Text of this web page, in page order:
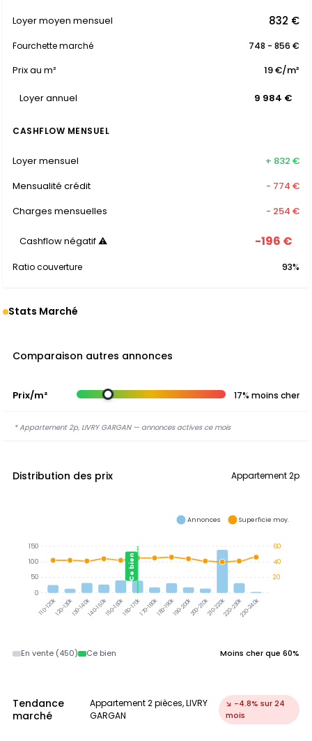
Loyer moyen mensuel 832 €
Fourchette marché 748 - 856 €
Prix au m² 19 €/m²
Loyer annuel 9 984 €
CASHFLOW MENSUEL
Loyer mensuel
+ 832 €
Mensualité crédit
- 774 €
Charges mensuelles
- 254 €
Cashflow négatif ⚠ -196 €
Ratio couverture 93%
Stats Marché
Comparaison autres annonces
Prix/m² 17% moins cher
* Appartement 2p, LIVRY GARGAN — annonces actives ce mois
Distribution des prix Appartement 2p
110-120k120-130k130-140k140-150k150-160k160-170k170-180k180-190k190-200k200-210k210-220k220-230k230-240k
Ce bien
60
40
20
150
100
50
0
Annonces Superficie moy.
En vente (450) Ce bien Moins cher que 60%
Tendance
marché
Appartement 2 pièces, LIVRY
GARGAN
↘ -4.8% sur 24
mois